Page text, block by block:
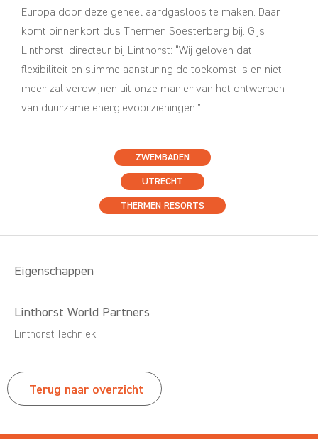
Europa door deze geheel aardgasloos te maken. Daar
komt binnenkort dus Thermen Soesterberg bij. Gijs
Linthorst, directeur bij Linthorst: “Wij geloven dat
flexibiliteit en slimme aansturing de toekomst is en niet
meer zal verdwijnen uit onze manier van het ontwerpen
van duurzame energievoorzieningen.”
ZWEMBADEN
UTRECHT
THERMEN RESORTS
Eigenschappen
Linthorst World Partners
Linthorst Techniek
Terug naar overzicht